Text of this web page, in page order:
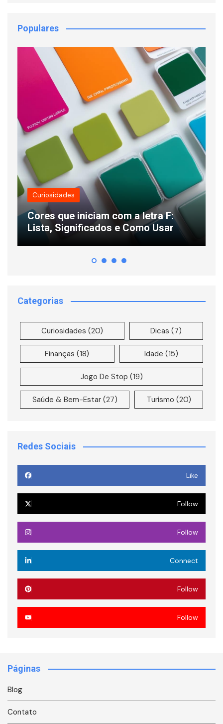
Populares
letra F:
Usar
Idade
Quem nasceu em 2011 tem
anos em 2026? Veja como
detalhes
Categorias
Curiosidades (20) Dicas (7)
Finanças (18) Idade (15)
Jogo De Stop (19)
Saúde & Bem-Estar(27) Turismo (20)
Redes Sociais
Like
Follow
Follow
Connect
Follow
Follow
Páginas
Blog
Contato